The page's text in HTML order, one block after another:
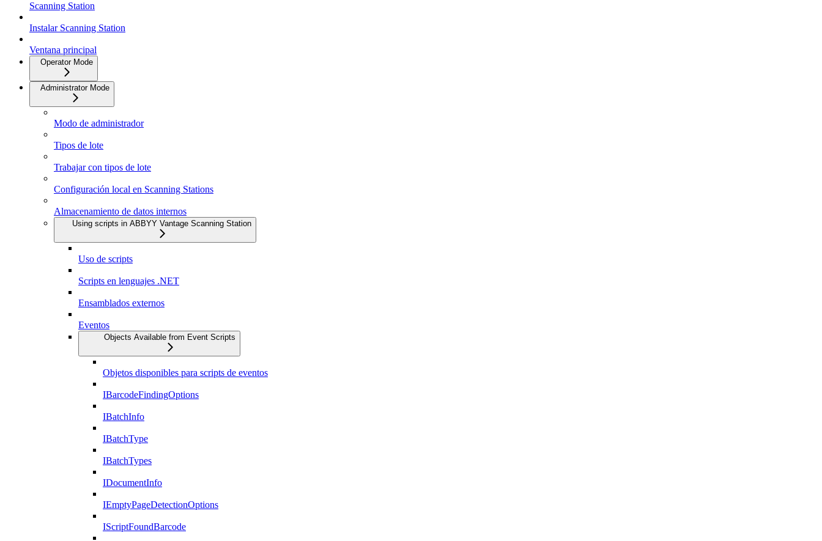
Scanning Station
Instalar Scanning Station
Ventana principal
Operator Mode
Administrator Mode
Modo de administrador
Tipos de lote
Trabajar con tipos de lote
Configuración local en Scanning Stations
Almacenamiento de datos internos
Using scripts in ABBYY Vantage Scanning Station
Uso de scripts
Scripts en lenguajes .NET
Ensamblados externos
Eventos
Objects Available from Event Scripts
Objetos disponibles para scripts de eventos
IBarcodeFindingOptions
IBatchInfo
IBatchType
IBatchTypes
IDocumentInfo
IEmptyPageDetectionOptions
IScriptFoundBarcode